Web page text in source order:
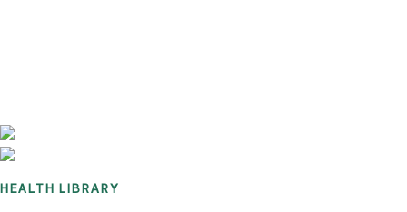
HEALTH LIBRARY